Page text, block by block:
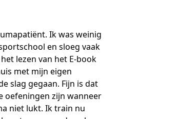
Ik was weinig
en sloeg vaak
lezen van het E-book
met mijn eigen
slag gegaan. Fijn is dat
oefeningen zijn wanneer
niet lukt. Ik train nu